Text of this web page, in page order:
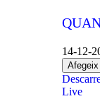
14-12-
Live